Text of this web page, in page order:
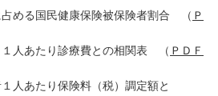
国民健康保険被保険者割合 （ Ｐ
たり診療費との相関表 （ ＰＤＦ
たり保険料（税）調定額と